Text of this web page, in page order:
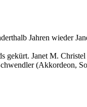
Jahren wieder
Janet M.
(Akkordeon,